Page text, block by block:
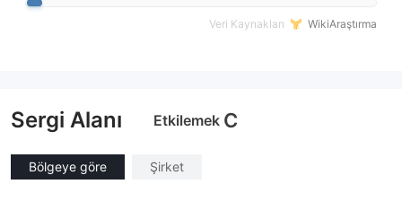
Veri Kaynakları WikiAraştırma
Sergi Alanı Etkilemek C
Bölgeye göre Şirket